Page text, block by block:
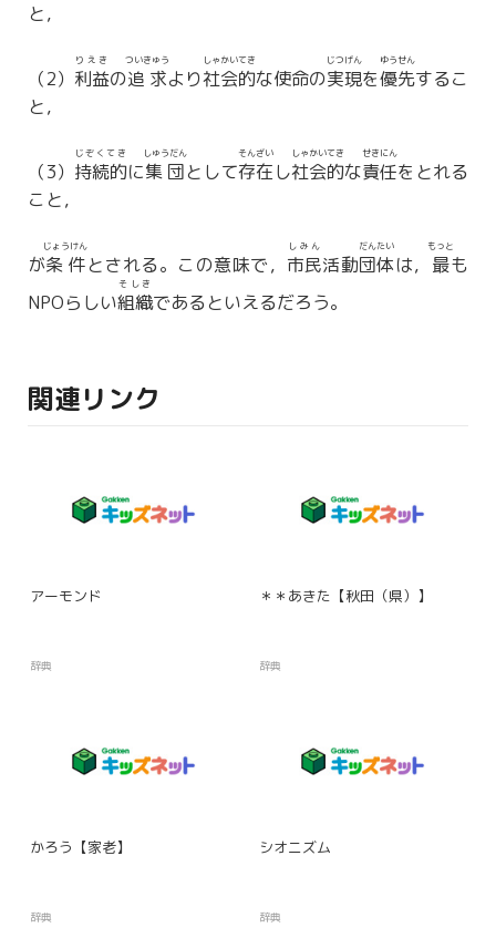
と，
（2） 利益
りえき
の追求
ついきゅう
より社会的
しゃかいてき
な使命の実現
じつげん
を優先
ゆうせん
するこ
と，
（3） 持続的
じぞくてき
に集団
しゅうだん
として存在
そんざい
し社会的
しゃかいてき
な責任
せきにん
をとれる
こと，
が条件
じょうけん
とされる。この意味で， 市民
しみん
活動団体
だんたい
は， 最
もっと
も
NPOらしい組織
そしき
であるといえるだろう。
関連リンク
アーモンド
辞典
＊＊あきた【秋田（県）】
辞典
かろう【家老】
辞典
シオニズム
辞典